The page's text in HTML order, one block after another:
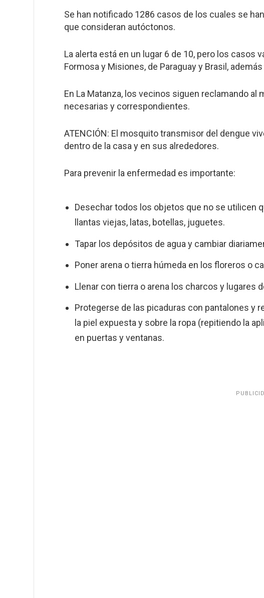
Se han notificado 1286 casos de los cuales se
que consideran autóctonos.
La alerta está en un lugar 6 de 10, pero los casos
Formosa y Misiones, de Paraguay y Brasil,
En La Matanza, los vecinos siguen reclamando
necesarias y correspondientes.
ATENCIÓN: El mosquito transmisor del dengue
dentro de la casa y en sus alrededores.
Para prevenir la enfermedad es importante:
Desechar todos los objetos que no se utilicen
llantas viejas, latas, botellas, juguetes.
Tapar los depósitos de agua y cambiar
Poner arena o tierra húmeda en los floreros o
Llenar con tierra o arena los charcos y lugares
Protegerse de las picaduras con pantalones y
la piel expuesta y sobre la ropa (repitiendo la
en puertas y ventanas.